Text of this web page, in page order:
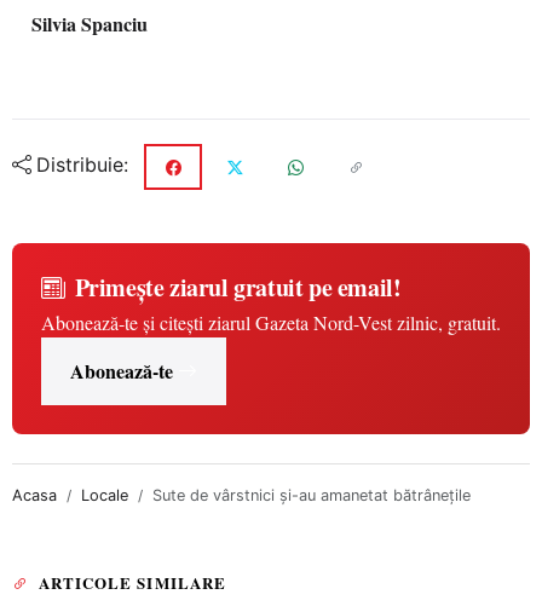
Silvia Spanciu
Distribuie:
Primește ziarul gratuit pe email!
Abonează-te și citești ziarul Gazeta Nord-Vest zilnic, gratuit.
Abonează-te
Acasa Locale Sute de vârstnici şi-au amanetat bătrâneţile
ARTICOLE SIMILARE